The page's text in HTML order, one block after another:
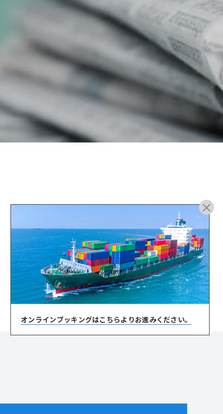
オンラインブッキングはこちらよりお進みください。
ARCHIVE